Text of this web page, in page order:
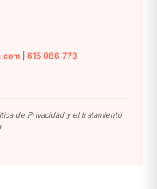
615 086 773
de Privacidad y el tratamiento